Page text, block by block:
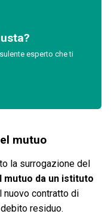
esperto che ti
mutuo
la surrogazione del
da un istituto
nuovo contratto di
residuo.